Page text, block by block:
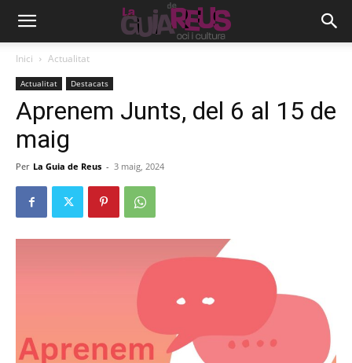
Inici Actualitat
Actualitat Destacats
Aprenem Junts, del 6 al 15 de
maig
Per La Guia de Reus - 3 maig, 2024